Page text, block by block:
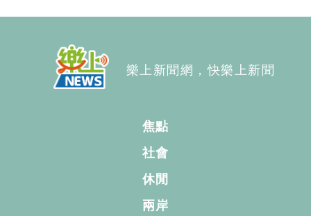
樂上新聞網，快樂上新聞
焦點
社會
休閒
兩岸